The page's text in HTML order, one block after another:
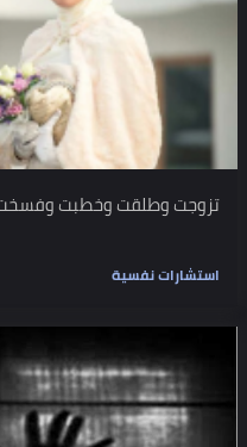
تزوجت وطلقت وخطبت وفسخت
استشارات نفسية